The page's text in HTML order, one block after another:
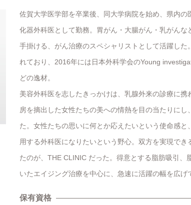
佐賀大学医学部を卒業後、同大学病院を始め、県内の
化器外科医として勤務。胃がん・大腸がん・乳がんな
手掛ける、がん治療のスペシャリストとして活躍した
れており、2016年には日本外科学会のYoung
どの逸材。
美容外科医を志したきっかけは、乳腺外来の診療に携
房を摘出した女性たちの美への情熱を目の当たりにし
た。女性たちの思いに何とか応えたいという使命感と
用する外科医になりたいという野心。双方を実現でき
たのが、THE CLINIC だった。得意とする脂肪吸引、
いたエイジング治療を中心に、急速に活躍の幅を広げ
保有資格